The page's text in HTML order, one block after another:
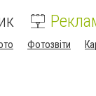
Фотозвіти